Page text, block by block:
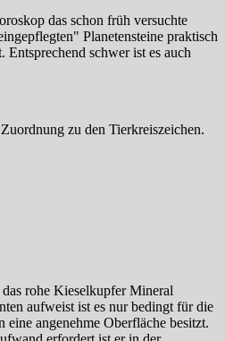
das schon früh versuchte
Planetensteine praktisch
schwer ist es auch
zu den Tierkreiszeichen.
rohe Kieselkupfer Mineral
aufweist ist es nur bedingt für die
angenehme Oberfläche besitzt.